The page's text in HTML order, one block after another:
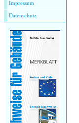
Impressum
Datenschutz